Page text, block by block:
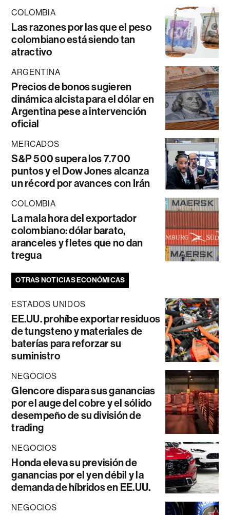
COLOMBIA
Las razones por las que el peso
colombiano está siendo tan
atractivo
ARGENTINA
Precios de bonos sugieren
dinámica alcista para el dólar en
Argentina pese a intervención
oficial
MERCADOS
S&P 500 supera los 7.700
puntos y el Dow Jones alcanza
un récord por avances con Irán
COLOMBIA
La mala hora del exportador
colombiano: dólar barato,
aranceles y fletes que no dan
tregua
OTRAS NOTICIAS ECONÓMICAS
ESTADOS UNIDOS
EE.UU. prohíbe exportar residuos
de tungsteno y materiales de
baterías para reforzar su
suministro
NEGOCIOS
Glencore dispara sus ganancias
por el auge del cobre y el sólido
desempeño de su división de
trading
NEGOCIOS
Honda eleva su previsión de
ganancias por el yen débil y la
demanda de híbridos en EE.UU.
NEGOCIOS